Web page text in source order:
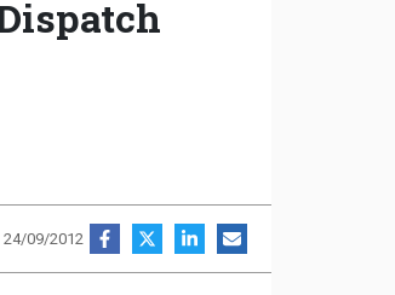
24/09/2012